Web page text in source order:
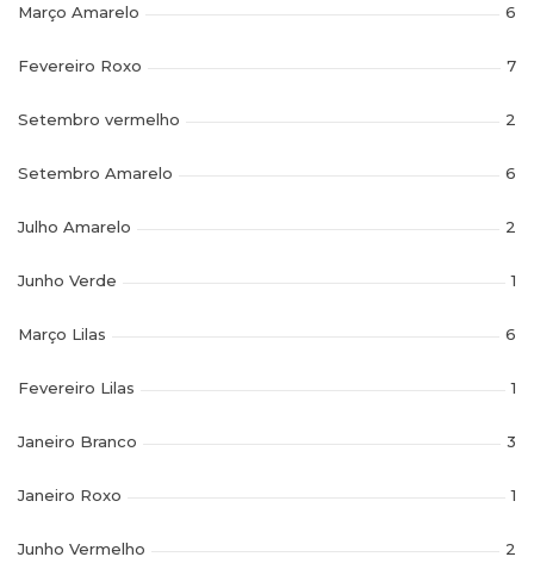
Março Amarelo 6
Fevereiro Roxo 7
Setembro vermelho 2
Setembro Amarelo 6
Julho Amarelo 2
Junho Verde 1
Março Lilas 6
Fevereiro Lilas 1
Janeiro Branco 3
Janeiro Roxo 1
Junho Vermelho 2